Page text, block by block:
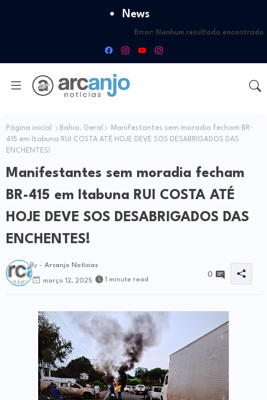
News
Error: Nenhum resultado encontrado
Página inicial Bahia. Geral
Manifestantes sem moradia fecham BR-
415 em Itabuna RUI COSTA ATÉ HOJE DEVE SOS DESABRIGADOS DAS
ENCHENTES!
Manifestantes sem moradia fecham
BR-415 em Itabuna RUI COSTA ATÉ
HOJE DEVE SOS DESABRIGADOS DAS
ENCHENTES!
By - Arcanjo Notícias
março 12, 2025 1 minute read
0